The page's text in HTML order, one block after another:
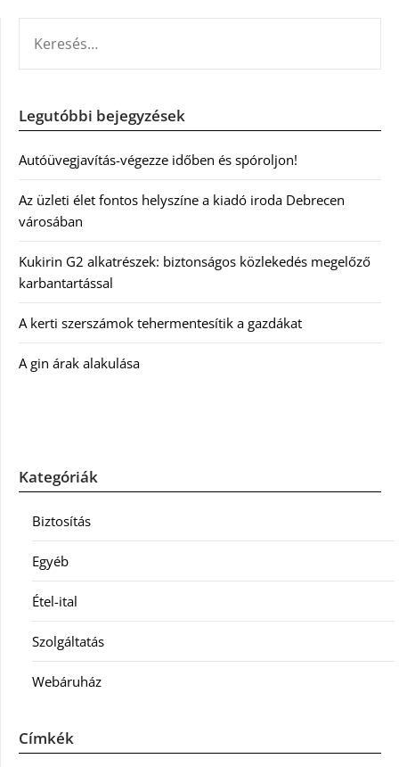
Legutóbbi bejegyzések
Autóüvegjavítás-végezze időben és spóroljon!
Az üzleti élet fontos helyszíne a kiadó iroda Debrecen
városában
Kukirin G2 alkatrészek: biztonságos közlekedés megelőző
karbantartással
A kerti szerszámok tehermentesítik a gazdákat
A gin árak alakulása
Kategóriák
Biztosítás
Egyéb
Étel-ital
Szolgáltatás
Webáruház
Címkék